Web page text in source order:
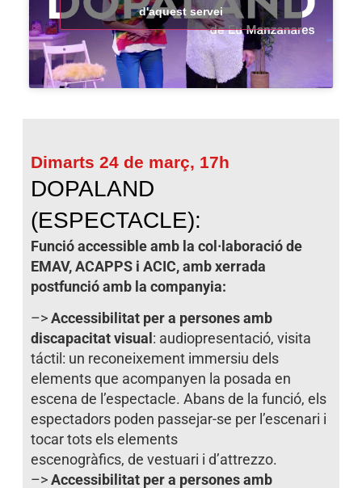
d'aquest servei
Dimarts 24 de març, 17h
DOPALAND
(ESPECTACLE):
Funció accessible amb la col·laboració de
EMAV, ACAPPS i ACIC, amb xerrada
postfunció amb la companyia:
–>Accessibilitat per a persones amb
discapacitat visual : audiopresentació, visita
táctil: un reconeixement immersiu dels
elements que acompanyen la posada en
escena de l’espectacle. Abans de la funció, els
espectadors poden passejar-se per l’escenari i
tocar tots els elements
escenogràfics, de vestuari i d’attrezzo.
–>Accessibilitat per a persones amb